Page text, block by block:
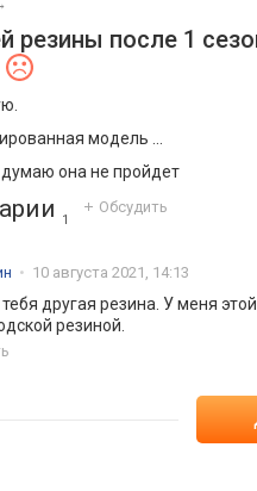
резины после 1
модель ...
она не пройдет
1
Обсудить
10 августа 2021, 14:13
другая резина. У меня
резиной.